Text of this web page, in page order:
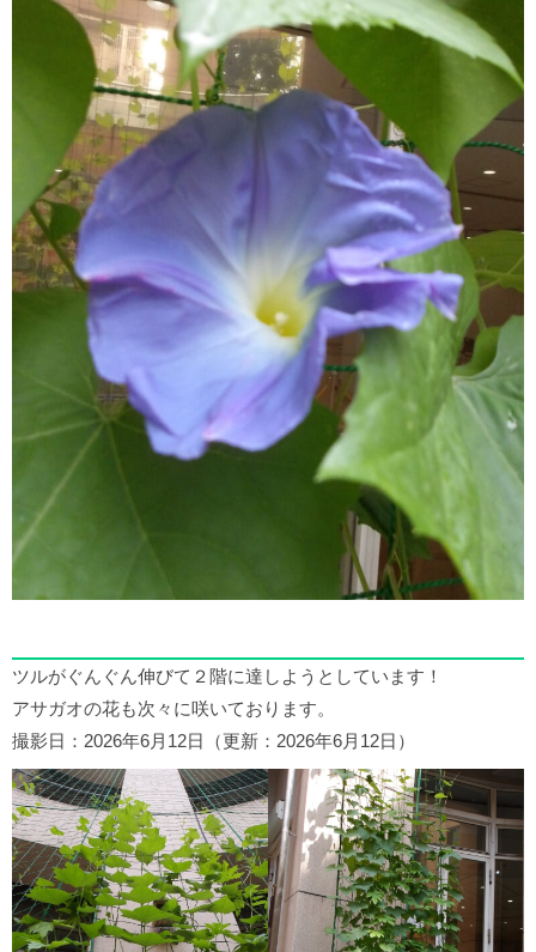
ツルがぐんぐん伸びて２階に達しようとしています！
アサガオの花も次々に咲いております。
撮影日：2026年6月12日（更新：2026年6月12日）